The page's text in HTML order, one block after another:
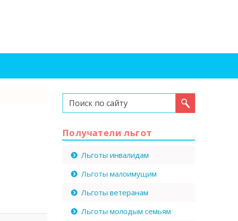
Искать...
Получатели льгот
Льготы инвалидам
Льготы малоимущим
Льготы ветеранам
Льготы молодым семьям